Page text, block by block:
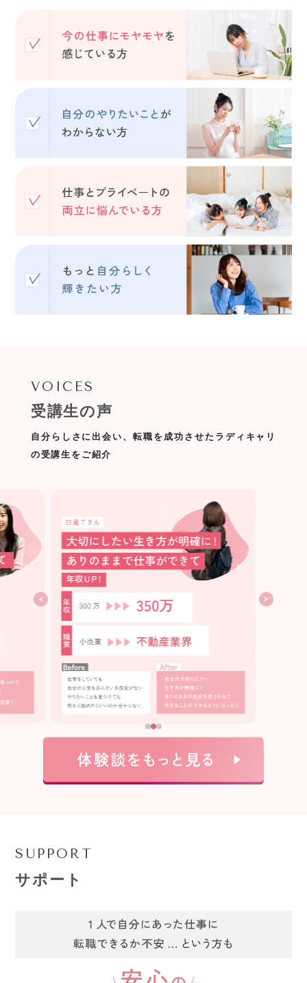
VOICES
受講生の声
自分らしさに出会い、転職を成功させたラディキャリ
の受講生をご紹介
SUPPORT
サポート